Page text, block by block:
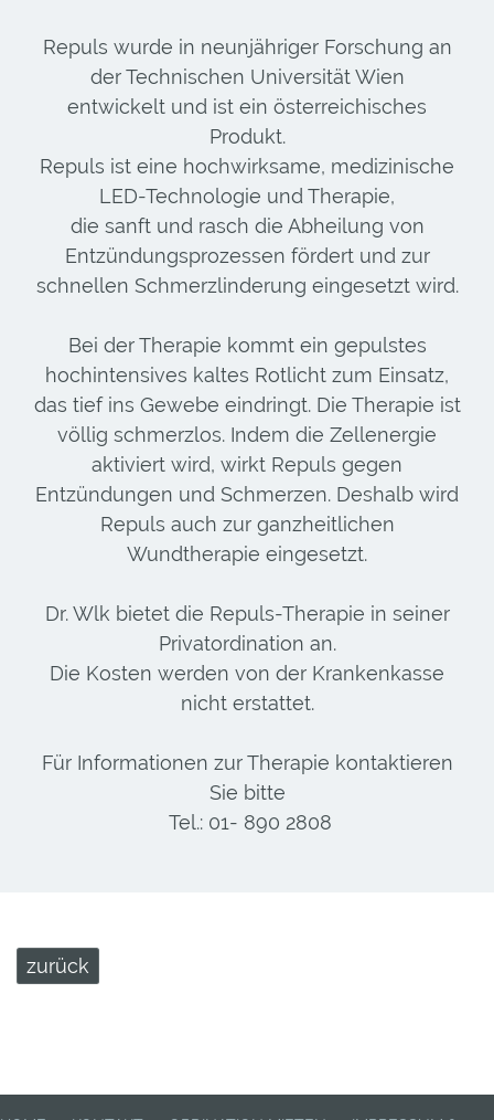
Repuls wurde in neunjähriger Forschung an
der Technischen Universität Wien
entwickelt und ist ein österreichisches
Produkt.
Repuls ist eine hochwirksame, medizinische
LED-Technologie und Therapie,
die sanft und rasch die Abheilung von
Entzündungsprozessen fördert und zur
schnellen Schmerzlinderung eingesetzt wird.
Bei der Therapie kommt ein gepulstes
hochintensives kaltes Rotlicht zum Einsatz,
das tief ins Gewebe eindringt. Die Therapie ist
völlig schmerzlos. Indem die Zellenergie
aktiviert wird, wirkt Repuls gegen
Entzündungen und Schmerzen. Deshalb wird
Repuls auch zur ganzheitlichen
Wundtherapie eingesetzt.
Dr. Wlk bietet die Repuls-Therapie in seiner
Privatordination an.
Die Kosten werden von der Krankenkasse
nicht erstattet.
Für Informationen zur Therapie kontaktieren
Sie bitte
Tel.: 01- 890 2808
zurück